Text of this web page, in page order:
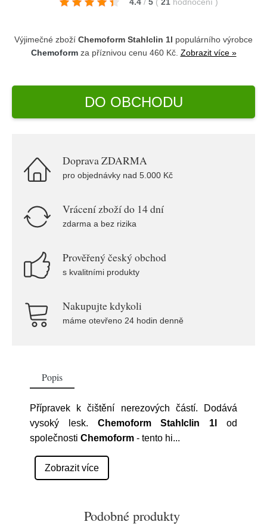
Výjimečné zboží Chemoform Stahlclin 1l populárního výrobce
Chemoformza příznivou cenu 460 Kč. Zobrazit více »
DO OBCHODU
Doprava ZDARMA
pro objednávky nad 5.000 Kč
Vrácení zboží do 14 dní
zdarma a bez rizika
Prověřený český obchod
s kvalitními produkty
Nakupujte kdykoli
máme otevřeno 24 hodin denně
Popis
Přípravek k čištění nerezových částí. Dodává
vysoký lesk. Chemoform Stahlclin 1l
od
společnosti Chemoform - tento hi...
Zobrazit více
Podobné produkty